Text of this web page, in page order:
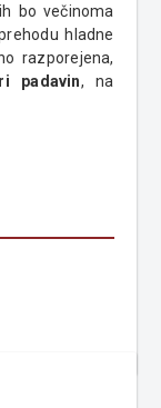
bo večinoma
hladne
razporejena,
padavin, na